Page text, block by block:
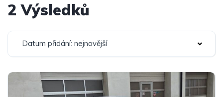
2 Výsledků
Datum přidání: nejnovější